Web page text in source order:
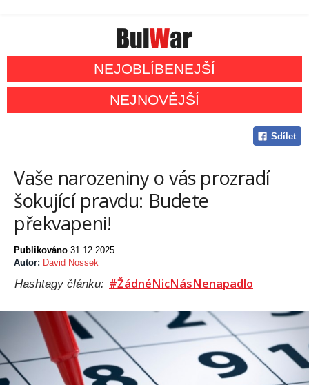
NEJOBLÍBENEJŠÍ
NEJNOVĚJŠÍ
Sdílet
Vaše narozeniny o vás prozradí
šokující pravdu: Budete
překvapeni!
Publikováno 31.12.2025
Autor: David Nossek
Hashtagy článku: #ŽádnéNicNásNenapadlo